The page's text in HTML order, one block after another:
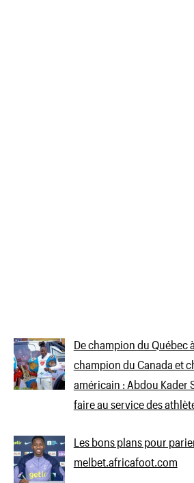
De champion du Québec
champion du Canada et
américain : Abdou Kader
faire au service des
Les bons plans pour
melbet.africafoot.com